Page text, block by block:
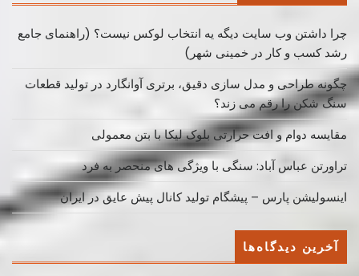
چرا داشتن وب سایت دیگه یه انتخاب لوکس نیست؟ (راهنمای جامع
رشد کسب ‌و کار در خمینی ‌شهر)
چگونه طراحی و مدل سازی دقیق، برتری آوانگارد در تولید قطعات
سنگ شکن را رقم می زند؟
مقایسه دوام و افت حرارتی بلوک لیکا با بتن معمولی
تراورتن عباس آباد: سنگی با ویژگی های منحصر به فرد
اینسولیشن پارس – پیشگام تولید کانال پیش عایق در ایران
آخرین دیدگاه‌ها